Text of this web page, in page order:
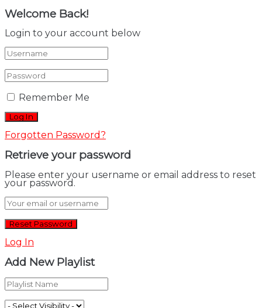
Welcome Back!
Login to your account below
Remember Me
Forgotten Password?
Retrieve your password
Please enter your username or email address to reset
your password.
Log In
Add New Playlist